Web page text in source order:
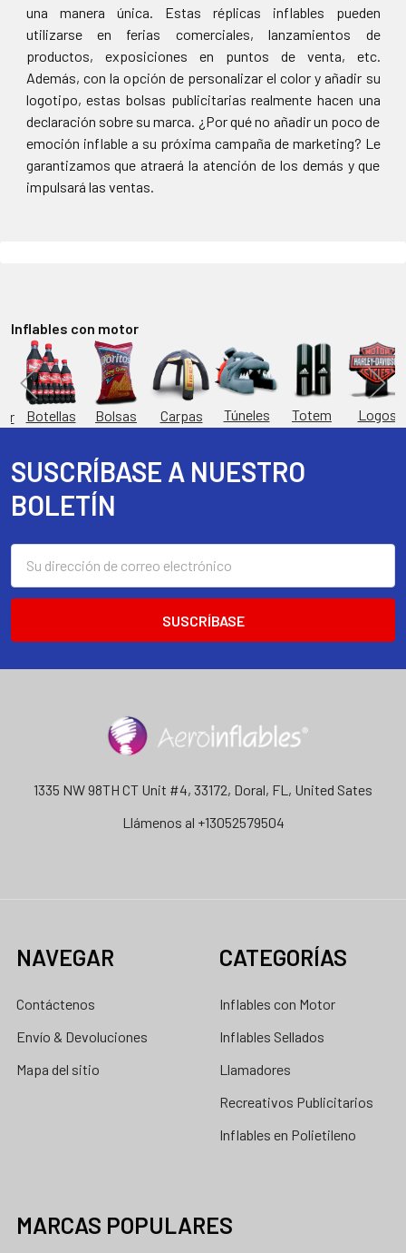
una manera única. Estas réplicas inflables pueden
utilizarse en ferias comerciales, lanzamientos de
productos, exposiciones en puntos de venta, etc.
Además, con la opción de personalizar el color y añadir su
logotipo, estas bolsas publicitarias realmente hacen una
declaración sobre su marca. ¿Por qué no añadir un poco de
emoción inflable a su próxima campaña de marketing? Le
garantizamos que atraerá la atención de los demás y que
impulsará las ventas.
Inflables con motor
Botellas Bolsas Carpas Túneles Totem Logos
Footer
SUSCRÍBASE A NUESTRO
BOLETÍN
correo
1335 NW 98TH CT Unit #4, 33172, Doral, FL, United Sates
Llámenos al +13052579504
NAVEGAR
Contáctenos
Envío & Devoluciones
Mapa del sitio
CATEGORÍAS
Inflables con Motor
Inflables Sellados
Llamadores
Recreativos Publicitarios
Inflables en Polietileno
MARCAS POPULARES